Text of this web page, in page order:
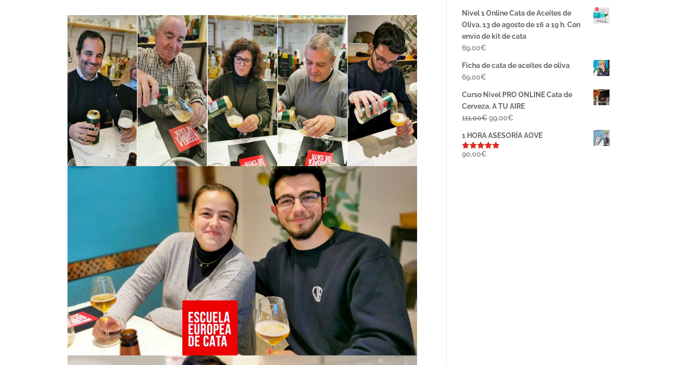
Nivel 1 Online Cata de Aceites de
Oliva. 13 de agosto de 16 a 19 h. Con
envío de kit de cata
69,00€
Ficha de cata de aceites de oliva
69,00€
Curso Nivel PRO ONLINE Cata de
Cerveza. A TU AIRE
111,00€ El
original
99,00€El
actual
1 HORA ASESORÍA AOVE
Valorado
90,00€